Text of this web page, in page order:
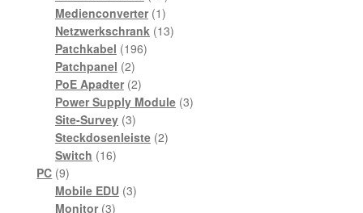
Produkte
Medienconverter 11
Produkt
Netzwerkschrank 1313
Patchkabel 196196
Patchpanel 22
Produkte
PoE Apadter 22
Produkte
Power Supply Module 33
Site-Survey 33
Produkte
Steckdosenleiste 22
Switch 1616
PC 99
Produkte
Mobile EDU 33
Monitor 33